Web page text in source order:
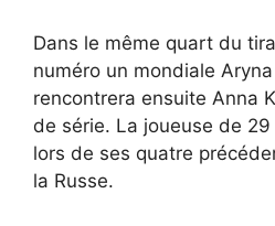
Dans le même quart du
numéro un mondiale
rencontrera ensuite Anna
de série. La joueuse de
lors de ses quatre
la Russe.